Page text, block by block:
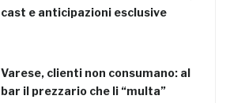
cast e anticipazioni esclusive
Varese, clienti non consumano: al
bar il prezzario che li “multa”